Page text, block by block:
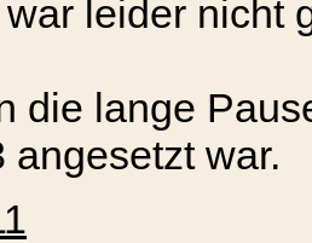
leider nicht
die lange
angesetzt war.